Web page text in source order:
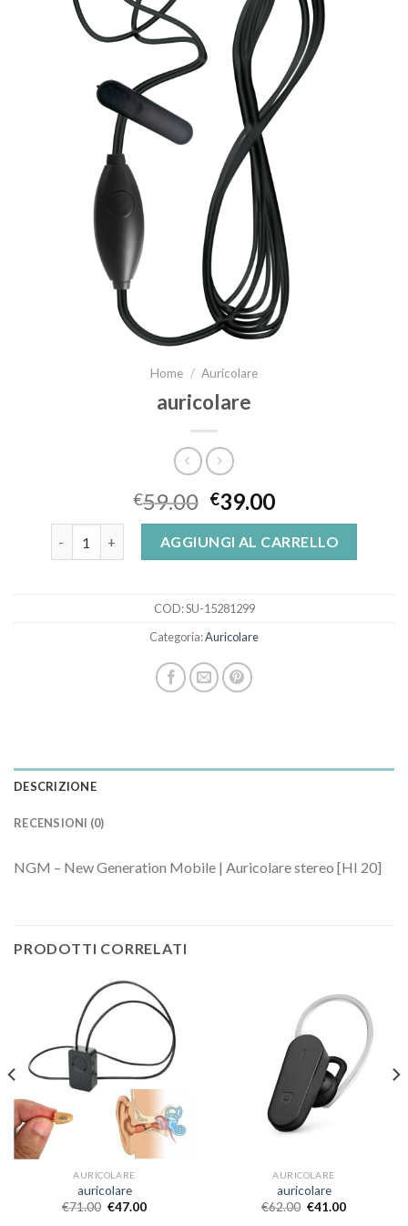
Home / Auricolare
auricolare
€59.00 €39.00
AGGIUNGI AL CARRELLO
COD:SU-15281299
Categoria:Auricolare
DESCRIZIONE
RECENSIONI (0)
NGM – New Generation Mobile | Auricolare stereo [HI 20]
PRODOTTI CORRELATI
AURICOLARE
auricolare
€71.00 €47.00
AURICOLARE
auricolare
€62.00 €41.00